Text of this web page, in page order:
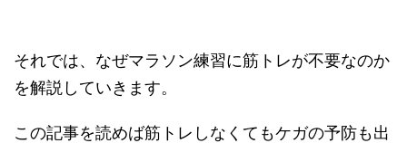
それでは、なぜマラソン練習に筋トレが不要なのか
を解説していきます。
この記事を読めば筋トレしなくてもケガの予防も出